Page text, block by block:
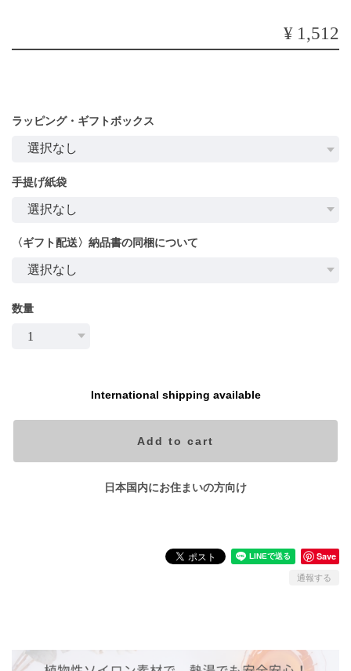
¥1,512
ラッピング・ギフトボックス
手提げ紙袋
〈ギフト配送〉納品書の同梱について
数量
International shipping available
Add to cart
日本国内にお住まいの方向け
Save
通報する